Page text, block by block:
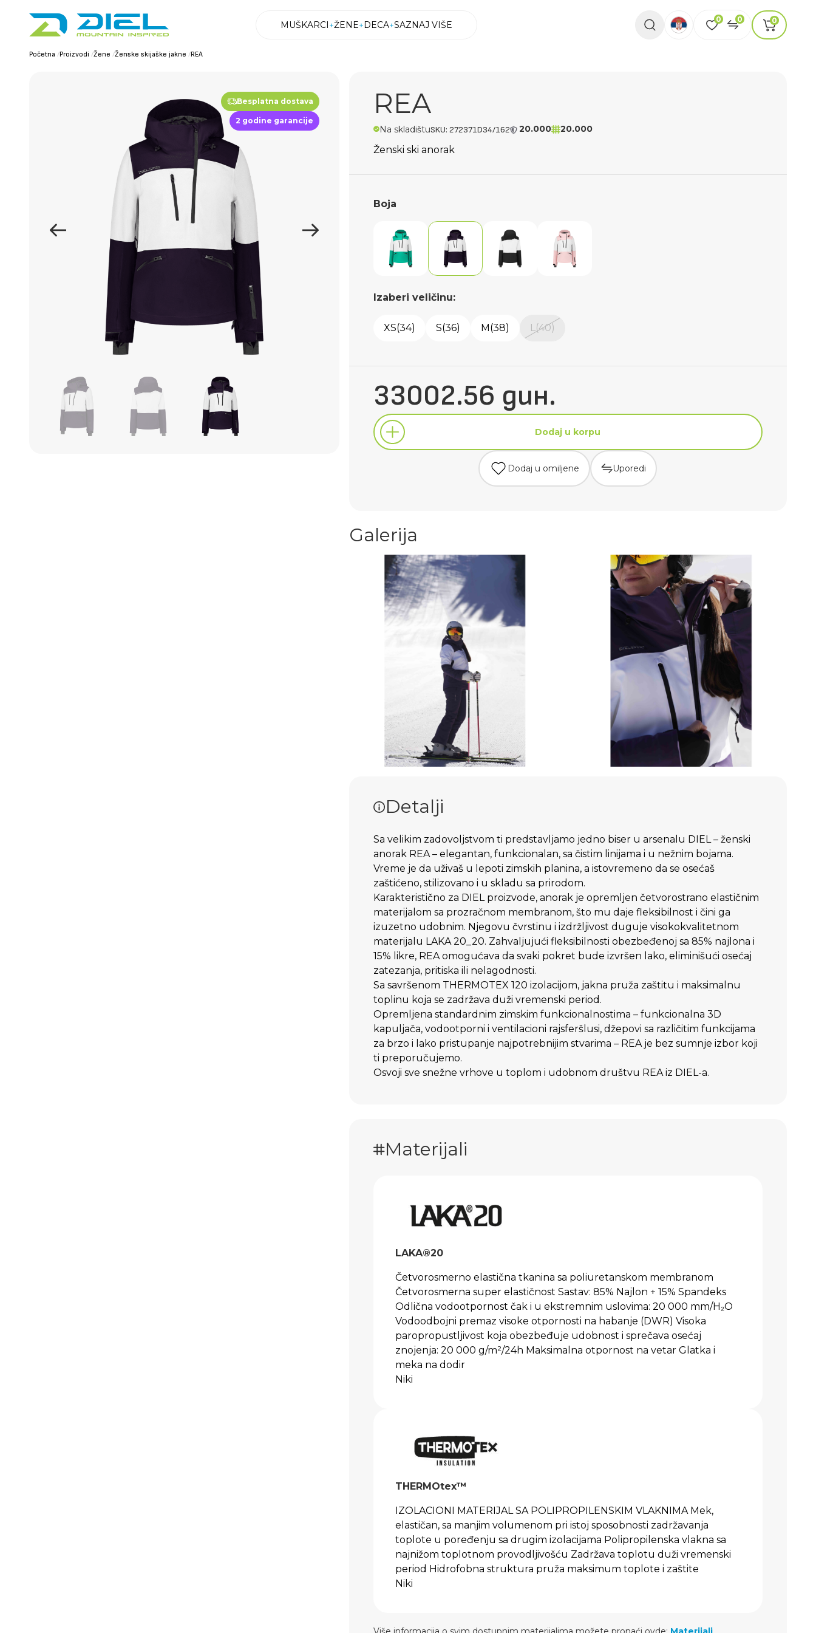
MUŠKARCI ŽENE DECA SAZNAJ VIŠE
0 0 0
Početna /Proizvodi /Žene /Ženske skijaške jakne /REA
Besplatna dostava
2 godine garancije
REA
Na skladištuSKU: 272371D34/162 20.000 20.000
Ženski ski anorak
Boja
Izaberi veličinu:
XS(34) S(36) M(38) L(40)
33002.56 дин.
Dodaj u korpu
Dodaj u omiljene Uporedi
Galerija
Detalji
Sa velikim zadovoljstvom ti predstavljamo jedno biser u arsenalu DIEL – ženski
anorak REA – elegantan, funkcionalan, sa čistim linijama i u nežnim bojama.
Vreme je da uživaš u lepoti zimskih planina, a istovremeno da se osećaš
zaštićeno, stilizovano i u skladu sa prirodom.
Karakteristično za DIEL proizvode, anorak je opremljen četvorostrano elastičnim
materijalom sa prozračnom membranom, što mu daje fleksibilnost i čini ga
izuzetno udobnim. Njegovu čvrstinu i izdržljivost duguje visokokvalitetnom
materijalu LAKA 20_20. Zahvaljujući fleksibilnosti obezbeđenoj sa 85% najlona i
15% likre, REA omogućava da svaki pokret bude izvršen lako, eliminišući osećaj
zatezanja, pritiska ili nelagodnosti.
Sa savršenom THERMOTEX 120 izolacijom, jakna pruža zaštitu i maksimalnu
toplinu koja se zadržava duži vremenski period.
Opremljena standardnim zimskim funkcionalnostima – funkcionalna 3D
kapuljača, vodootporni i ventilacioni rajsferšlusi, džepovi sa različitim funkcijama
za brzo i lako pristupanje najpotrebnijim stvarima – REA je bez sumnje izbor koji
ti preporučujemo.
Osvoji sve snežne vrhove u toplom i udobnom društvu REA iz DIEL-a.
Materijali
LAKA®20
Četvorosmerno elastična tkanina sa poliuretanskom membranom
Četvorosmerna super elastičnost Sastav: 85% Najlon + 15% Spandeks
Odlična vodootpornost čak i u ekstremnim uslovima: 20 000 mm/H₂O
Vodoodbojni premaz visoke otpornosti na habanje (DWR) Visoka
paropropustljivost koja obezbeđuje udobnost i sprečava osećaj
znojenja: 20 000 g/m²/24h Maksimalna otpornost na vetar Glatka i
meka na dodir
Niki
THERMOtex™
IZOLACIONI MATERIJAL SA POLIPROPILENSKIM VLAKNIMA Mek,
elastičan, sa manjim volumenom pri istoj sposobnosti zadržavanja
toplote u poređenju sa drugim izolacijama Polipropilenska vlakna sa
najnižom toplotnom provodljivošću Zadržava toplotu duži vremenski
period Hidrofobna struktura pruža maksimum toplote i zaštite
Niki